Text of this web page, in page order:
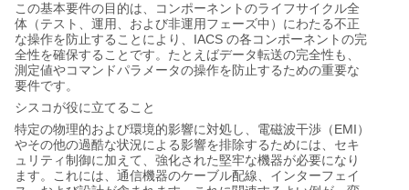
この基本要件の目的は、コンポーネントのライフサイクル全
体（テスト、運用、および非運用フェーズ中）にわたる不正
な操作を防止することにより、 IACS の各コンポーネントの完
全性を確保することです。たとえばデータ転送の完全性も、
測定値やコマンドパラメータの操作を防止するための重要な
要件です。
シスコが役に立てること
特定の物理的および環境的影響に対処し、電磁波干渉（ EMI ）
やその他の過酷な状況による影響を排除するためには、セキ
ュリティ制御に加えて、強化された堅牢な機器が必要になり
ます。これには、通信機器のケーブル配線、インターフェイ